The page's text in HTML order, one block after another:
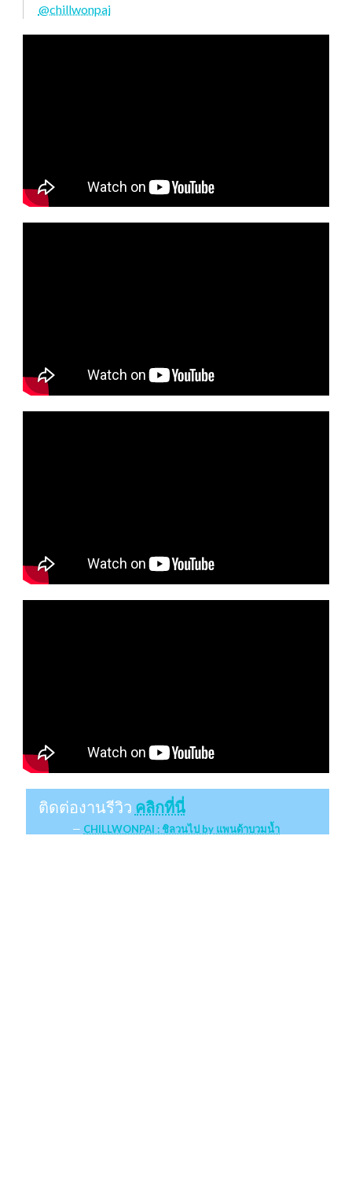
@chillwonpai
ติดต่องานรีวิว คลิกที่นี่
CHILLWONPAI : ชิลวนไป by แพนด้าบวมน้ำ